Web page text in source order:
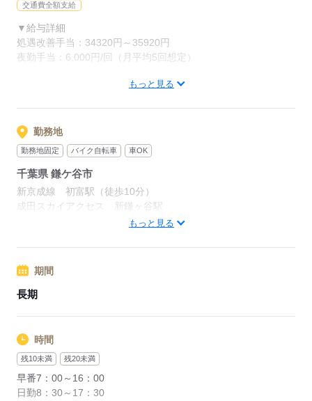
交通費全額支給
▼給与詳細
処遇改善手当：34320円～35920円
夜勤手当：6,000円/回（月平均5回想定）
※12/300時～1/324時
寸志あり：年2回（6月・12月）
※業績による
特別報酬：平均34.1万円（最高額135万円）
※2025年6月支給実績
もっと見る
勤務地
勤務地固定 バイク自転車 車OK
千葉県 鎌ケ谷市
新京成線 初富駅（徒歩10分）
成田スカイアクセス 新鎌ヶ谷駅
新京成線「初富駅」より徒歩10分
もっと見る
期間
長期
時間
残10未満 残20未満
早番7：00～16：00
日勤8：30～17：30